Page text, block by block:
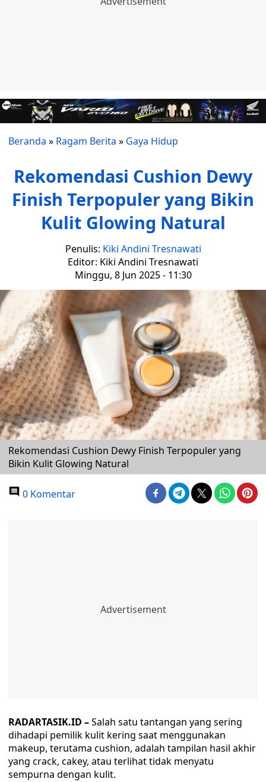
Beranda » Ragam Berita » Gaya Hidup
Rekomendasi Cushion Dewy
Finish Terpopuler yang Bikin
Kulit Glowing Natural
Penulis: Kiki Andini Tresnawati
Editor: Kiki Andini Tresnawati
Minggu, 8 Jun 2025 - 11:30
Rekomendasi Cushion Dewy Finish Terpopuler yang
Bikin Kulit Glowing Natural
0 Komentar
RADARTASIK.ID –Salah satu tantangan yang sering
dihadapi pemilik kulit kering saat menggunakan
makeup, terutama cushion, adalah tampilan hasil akhir
yang crack, cakey, atau terlihat tidak menyatu
sempurna dengan kulit.